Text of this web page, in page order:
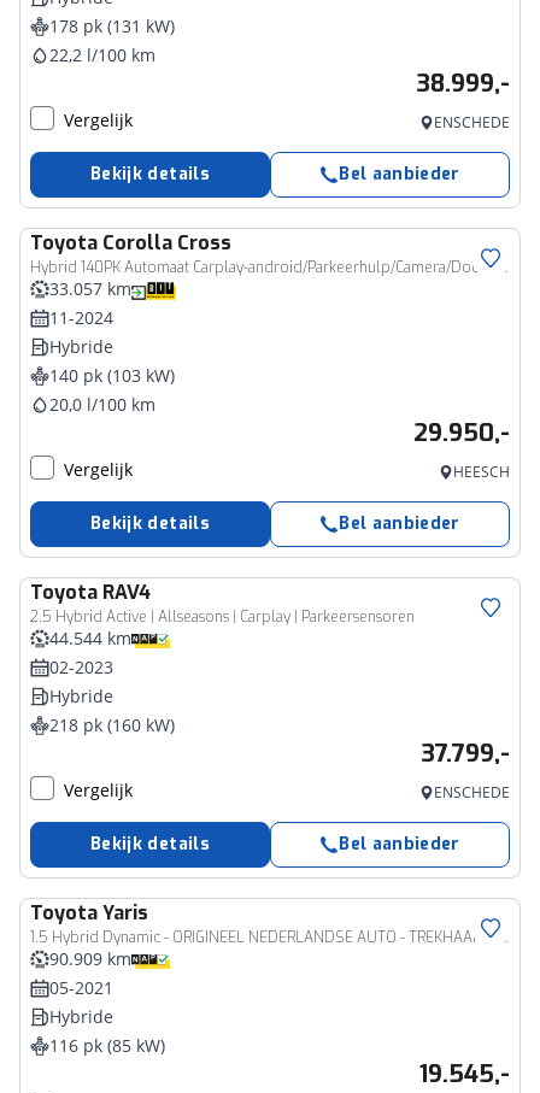
178 pk (131 kW)
22,2 l/100 km
38.999,-
Vergelijk ENSCHEDE
Bekijk details Bel aanbieder
Toyota Corolla Cross
Hybrid 140PK Automaat Carplay-android/Parkeerhulp/Camera/Dodehoek/Keyfree
33.057 km
11-2024
Hybride
140 pk (103 kW)
20,0 l/100 km
29.950,-
Vergelijk HEESCH
Bekijk details Bel aanbieder
Toyota RAV4
2.5 Hybrid Active | Allseasons | Carplay | Parkeersensoren
44.544 km
02-2023
Hybride
218 pk (160 kW)
37.799,-
Vergelijk ENSCHEDE
Bekijk details Bel aanbieder
ToyotaYaris
1.5 Hybrid Dynamic - ORIGINEEL NEDERLANDSE AUTO - TREKHAAK (450KG TREKGEWICHT) - AUTOMATISCHE AIRCO - ACHTERUITRIJCAMERA - PARKEERSENSOREN ACHTER - KEYLESS ENTRY/START - LED KOPLAMPEN - APPLE CARPLAY/ANDROID AUTO
90.909 km
05-2021
Hybride
116 pk (85 kW)
19.545,-